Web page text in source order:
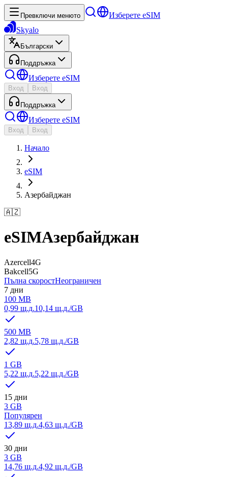
Превключи менюто
Изберете eSIM
Skyalo
Български
Поддръжка
Изберете eSIM
Вход Вход
Поддръжка
Изберете eSIM
Вход Вход
Начало
eSIM
Азербайджан
🇦🇿
eSIMАзербайджан
Azercell4G
Bakcell5G
Пълна скоростНеограничен
7 дни
100 MB
0,99 щ.д.10,14 щ.д./GB
500 MB
2,82 щ.д.5,78 щ.д./GB
1 GB
5,22 щ.д.5,22 щ.д./GB
15 дни
3 GB
Популярен
13,89 щ.д.4,63 щ.д./GB
30 дни
3 GB
14,76 щ.д.4,92 щ.д./GB